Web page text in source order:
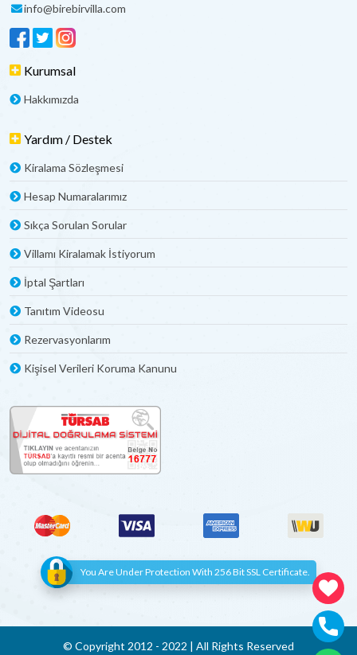
info@birebirvilla.com
Kurumsal
Hakkımızda
Yardım / Destek
Kiralama Sözleşmesi
Hesap Numaralarımız
Sıkça Sorulan Sorular
Villamı Kiralamak İstiyorum
İptal Şartları
Tanıtım Videosu
Rezervasyonlarım
Kişisel Verileri Koruma Kanunu
You Are Under Protection With 256 Bit SSL Certificate.
© Copyright 2012 - 2022 | All Rights Reserved